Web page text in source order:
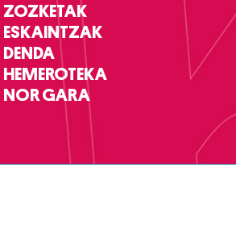
ZOZKETAK
ESKAINTZAK
DENDA
HEMEROTEKA
NOR GARA